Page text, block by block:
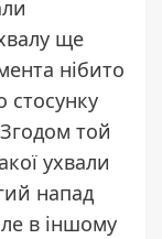
ще
нібито
стосунку
той
ухвали
напад
в іншому